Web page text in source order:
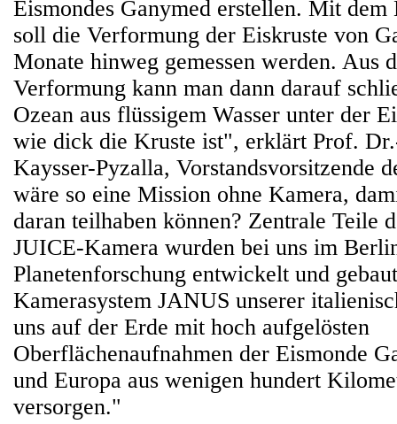
Eismondes Ganymed erstellen. Mit dem
soll die Verformung der Eiskruste von
Monate hinweg gemessen werden. Aus
Verformung kann man dann darauf
Ozean aus flüssigem Wasser unter der
wie dick die Kruste ist", erklärt Prof.
Kaysser-Pyzalla, Vorstandsvorsitzende
wäre so eine Mission ohne Kamera,
daran teilhaben können? Zentrale Teile
JUICE-Kamera wurden bei uns im
Planetenforschung entwickelt und
Kamerasystem JANUS unserer
uns auf der Erde mit hoch aufgelösten
Oberflächenaufnahmen der Eismonde
und Europa aus wenigen hundert
versorgen."